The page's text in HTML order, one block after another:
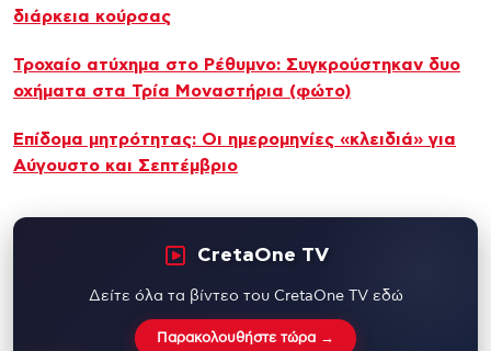
διάρκεια κούρσας
Τροχαίο ατύχημα στο Ρέθυμνο: Συγκρούστηκαν δυο
οχήματα στα Τρία Μοναστήρια (φώτο)
Επίδομα μητρότητας: Οι ημερομηνίες «κλειδιά» για
Αύγουστο και Σεπτέμβριο
CretaOne TV
Δείτε όλα τα βίντεο του CretaOne TV εδώ
Παρακολουθήστε τώρα →